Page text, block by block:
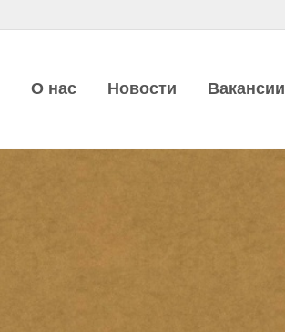
О нас Новости Вакансии